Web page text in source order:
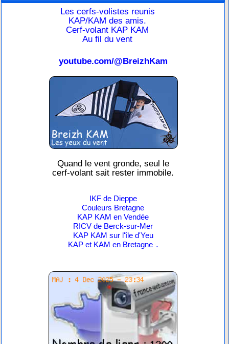
Les cerfs-volistes reunis
KAP/KAM des amis.
Cerf-volant KAP KAM
Au fil du vent
youtube.com/@BreizhKam
Quand le vent gronde, seul le
cerf-volant sait rester immobile.
IKF de Dieppe
Couleurs Bretagne
KAP KAM en Vendée
RICV de Berck-sur-Mer
KAP KAM sur l'île d'Yeu
KAP et KAM en Bretagne .